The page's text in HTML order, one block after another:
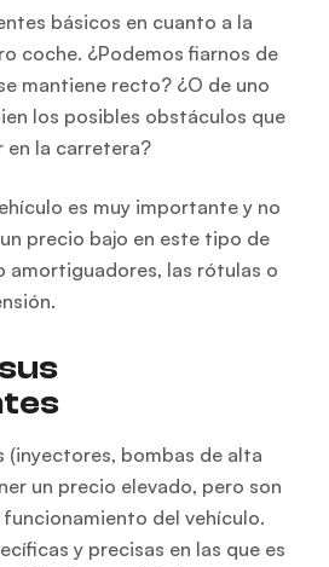
básicos en cuanto a la
coche. ¿Podemos fiarnos de
mantiene recto? ¿O de uno
los posibles obstáculos que
en la carretera?
es muy importante y no
precio bajo en este tipo de
amortiguadores, las rótulas o
(inyectores, bombas de alta
un precio elevado, pero son
del vehículo.
y precisas en las que es